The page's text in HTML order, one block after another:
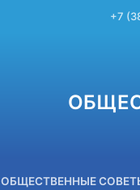
+7
ОБЩЕСТВЕННЫЕ